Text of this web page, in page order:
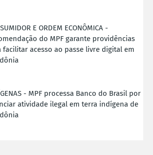
E ORDEM ECONÔMICA -
do MPF garante providências
facilitar acesso ao passe livre digital em
- MPF processa Banco do Brasil por
atividade ilegal em terra indígena de